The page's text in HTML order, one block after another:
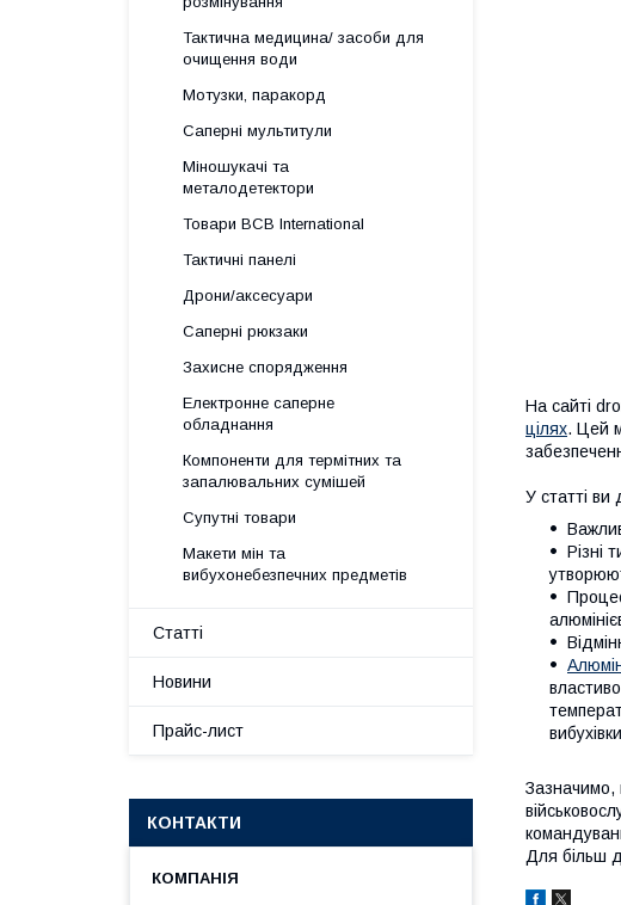
На сайті
цілях. Цей
У статті ви
Різні
Зазначимо,
Для більш
Тактична медицина/ засоби для
очищення води
Мотузки, паракорд
Саперні мультитули
Міношукачі та
металодетектори
Товари BCB International
Тактичні панелі
Дрони/аксесуари
Саперні рюкзаки
Захисне спорядження
Електронне саперне
обладнання
Компоненти для термітних та
запалювальних сумішей
Супутні товари
Макети мін та
вибухонебезпечних предметів
Статті
Новини
Прайс-лист
КОНТАКТИ